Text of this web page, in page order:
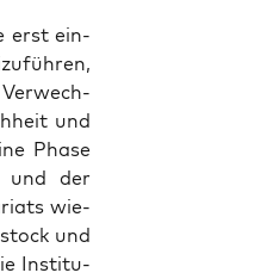
erst ein­
Ver­wech­
und
Pha­se
und der
wie­
und
Insti­tu­